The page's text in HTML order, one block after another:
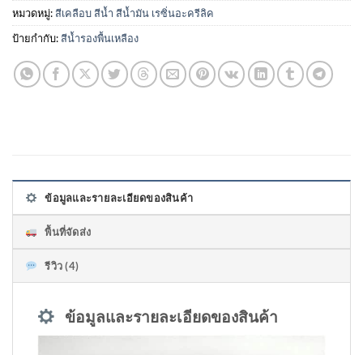
หมวดหมู่: สีเคลือบ สีน้ำ สีน้ำมัน เรซิ่นอะครีลิค
ป้ายกำกับ: สีน้ำรองพื้นเหลือง
ข้อมูลและรายละเอียดของสินค้า
พื้นที่จัดส่ง
รีวิว (4)
ข้อมูลและรายละเอียดของสินค้า